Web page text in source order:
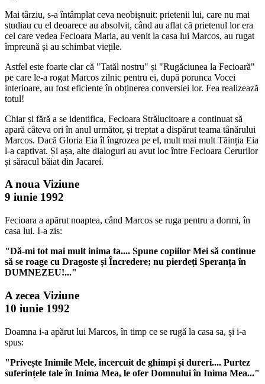
Mai târziu, s-a întâmplat ceva neobișnuit: prietenii lui, care nu mai
studiau cu el deoarece au absolvit, când au aflat că prietenul lor era
cel care vedea Fecioara Maria, au venit la casa lui Marcos, au rugat
împreună și au schimbat viețile.
Astfel este foarte clar că "Tatăl nostru" și "Rugăciunea la Fecioară"
pe care le-a rogat Marcos zilnic pentru ei, după porunca Vocei
interioare, au fost eficiente în obținerea conversiei lor. Fea realizează
totul!
Chiar și fără a se identifica, Fecioara Strălucitoare a continuat să
apară câteva ori în anul următor, și treptat a dispărut teama tânărului
Marcos. Dacă Gloria Eia îl îngrozea pe el, mult mai mult Tăinția Eia
l-a captivat. Și așa, alte dialoguri au avut loc între Fecioara Cerurilor
și săracul băiat din Jacareí.
A noua Viziune
9 iunie 1992
Fecioara a apărut noaptea, când Marcos se ruga pentru a dormi, în
casa lui. I-a zis:
"Dă-mi tot mai mult inima ta.... Spune copiilor Mei să continue
să se roage cu Dragoste și Încredere; nu pierdeți Speranța în
DUMNEZEU!..."
A zecea Viziune
10 iunie 1992
Doamna i-a apărut lui Marcos, în timp ce se rugă la casa sa, și i-a
spus:
"Privește Inimile Mele, încercuit de ghimpi și dureri.... Purtez
suferințele tale în Inima Mea, le ofer Domnului în Inima Mea..."